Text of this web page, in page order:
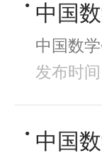
中国
中国数
发布时
中国